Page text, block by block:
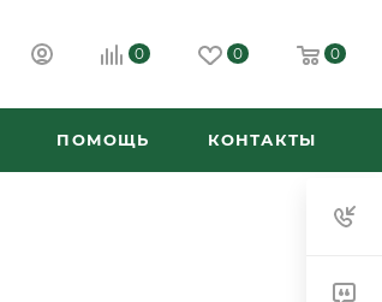
0 0 0
ПОМОЩЬ КОНТАКТЫ